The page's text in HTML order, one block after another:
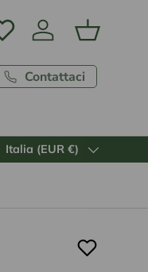
Accedi Carrello
Contattaci
Paese/Regione
Italia (EUR €)